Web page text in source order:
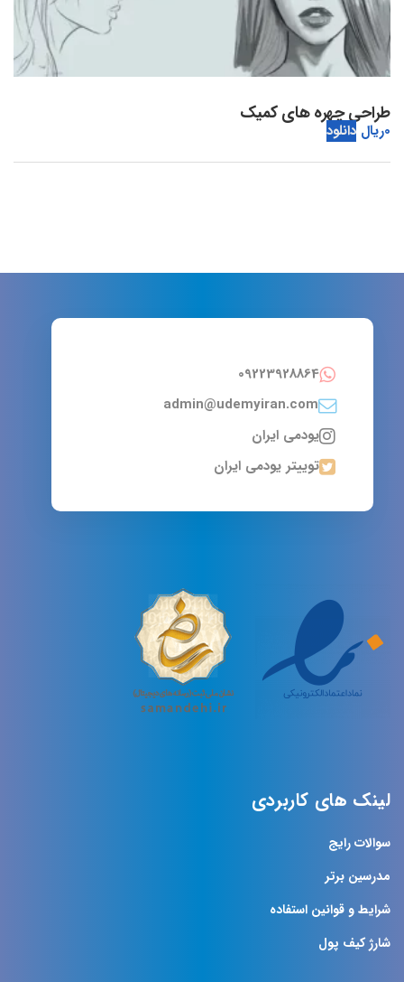
طراحی چهره های کمیک
0ریال دانلود
09223928864
admin@udemyiran.com
یودمی ایران
توییتر یودمی ایران
لینک های کاربردی
سوالات رایج
مدرسین برتر
شرایط و قوانین استفاده
شارژ کیف پول